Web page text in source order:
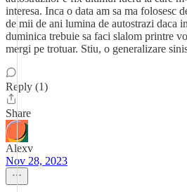
interesa. Inca o data am sa ma folosesc
de mii de ani lumina de autostrazi daca
duminica trebuie sa faci slalom printre
mergi pe trotuar. Stiu, o generalizare
Reply (1)
Share
Alexv
Nov 28, 2023